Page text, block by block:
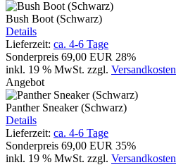
Bush Boot (Schwarz)
Details
Lieferzeit: ca. 4-6 Tage
Sonderpreis 69,00 EUR 28%
inkl. 19 % MwSt. zzgl. Versandkosten
Angebot
Panther Sneaker (Schwarz)
Details
Lieferzeit: ca. 4-6 Tage
Sonderpreis 69,00 EUR 35%
inkl. 19 % MwSt. zzgl. Versandkosten